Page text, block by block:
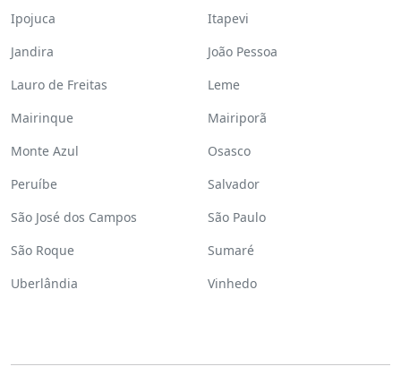
Ipojuca
Itapevi
Jandira
João Pessoa
Lauro de Freitas
Leme
Mairinque
Mairiporã
Monte Azul
Osasco
Peruíbe
Salvador
São José dos Campos
São Paulo
São Roque
Sumaré
Uberlândia
Vinhedo